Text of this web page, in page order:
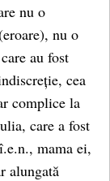
nu o
nu o
au fost
cea
complice la
care a fost
mama ei,
alungată